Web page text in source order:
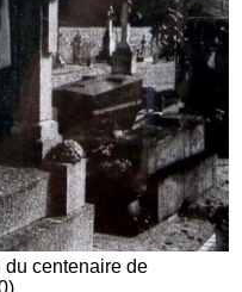
centenaire de